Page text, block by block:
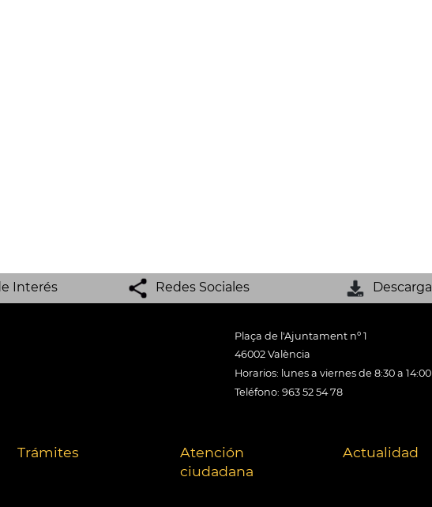
Interés Redes Sociales
Plaça de l'Ajuntament nº 1
46002 València
Horarios: lunes a viernes de 8:30 a
Teléfono: 963 52 54 78
Trámites
Atención
ciudadana
Actualidad